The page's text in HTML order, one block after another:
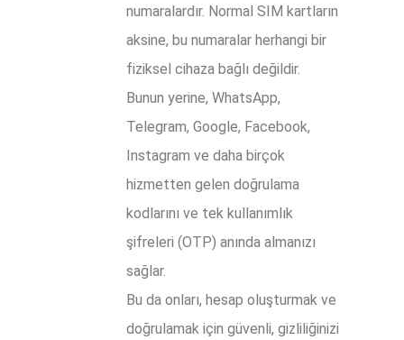
numaralardır. Normal SIM kartların
aksine, bu numaralar herhangi bir
fiziksel cihaza bağlı değildir.
Bunun yerine, WhatsApp,
Telegram, Google, Facebook,
Instagram ve daha birçok
hizmetten gelen doğrulama
kodlarını ve tek kullanımlık
şifreleri (OTP) anında almanızı
sağlar.
Bu da onları, hesap oluşturmak ve
doğrulamak için güvenli, gizliliğinizi